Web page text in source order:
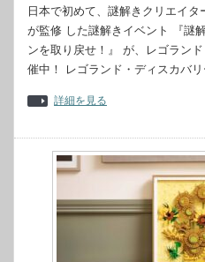
日本で初めて、謎解きクリエイタ
が監修 した謎解きイベント 『謎
ンを取り戻せ！』 が、レゴラン
催中！ レゴランド・ディスカバ
詳細を見る